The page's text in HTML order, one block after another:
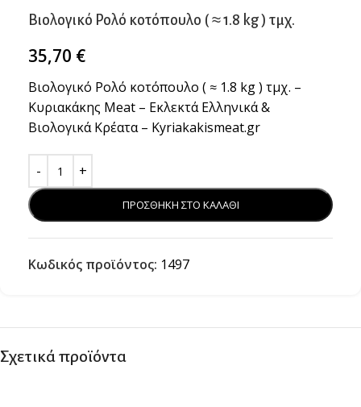
Βιολογικό Ρολό κοτόπουλο ( ≈ 1.8 kg ) τμχ.
35,70 €
Βιολογικό Ρολό κοτόπουλο ( ≈ 1.8 kg ) τμχ. –
Κυριακάκης Meat – Εκλεκτά Ελληνικά &
Βιολογικά Κρέατα – Kyriakakismeat.gr
ΠΡΟΣΘΗΚΗ ΣΤΟ ΚΑΛΑΘΙ
Κωδικός προϊόντος: 1497
Σχετικά προϊόντα